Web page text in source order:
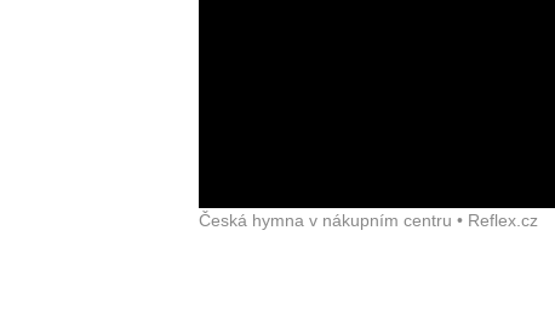
Česká hymna v nákupním centru • Reflex.cz